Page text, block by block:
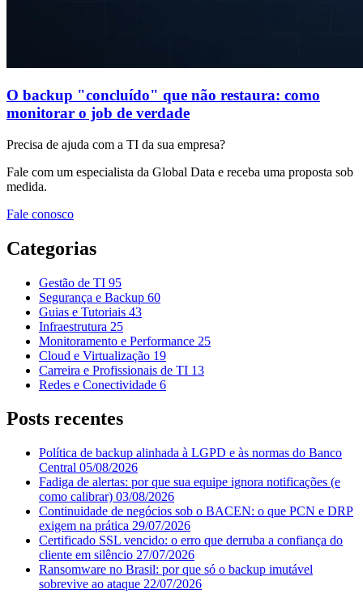
O backup "concluído" que não restaura: como
monitorar o job de verdade
Precisa de ajuda com a TI da sua empresa?
Fale com um especialista da Global Data e receba uma proposta sob
medida.
Fale conosco
Categorias
Gestão de TI 95
Segurança e Backup 60
Guias e Tutoriais 43
Infraestrutura 25
Monitoramento e Performance 25
Cloud e Virtualização 19
Carreira e Profissionais de TI 13
Redes e Conectividade 6
Posts recentes
Política de backup alinhada à LGPD e às normas do Banco
Central 05/08/2026
Fadiga de alertas: por que sua equipe ignora notificações (e
como calibrar) 03/08/2026
Continuidade de negócios sob o BACEN: o que PCN e DRP
exigem na prática 29/07/2026
Certificado SSL vencido: o erro que derruba a confiança do
cliente em silêncio 27/07/2026
Ransomware no Brasil: por que só o backup imutável
sobrevive ao ataque 22/07/2026